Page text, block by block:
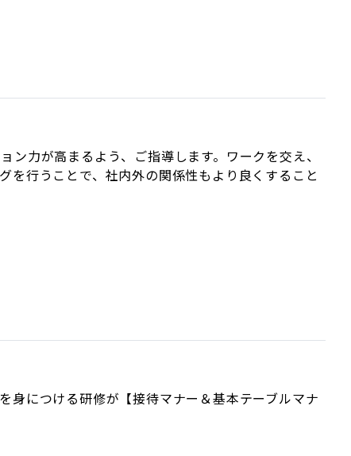
力が高まるよう、ご指導します。ワークを交え、
を行うことで、社内外の関係性もより良くすること
身につける研修が【接待マナー＆基本テーブルマナ